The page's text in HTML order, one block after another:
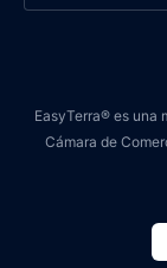
EasyTerra® es una
Cámara de